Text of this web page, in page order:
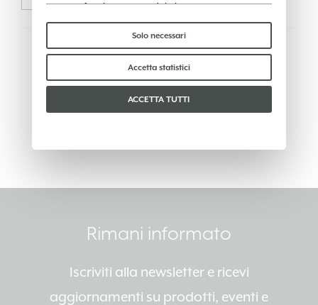
Rimani informato
Iscriviti alla newsletter e ricevi
aggiornamenti su prodotti, eventi e
corretto funzionamento del sito e non trattano o
condividono con terzi alcun dato personale. Per
saperne di più puoi consultare la nostra
policy.
Per favore, scegli quali cookie accettare:
Solo necessari
Accetta statistici
ACCETTA TUTTI